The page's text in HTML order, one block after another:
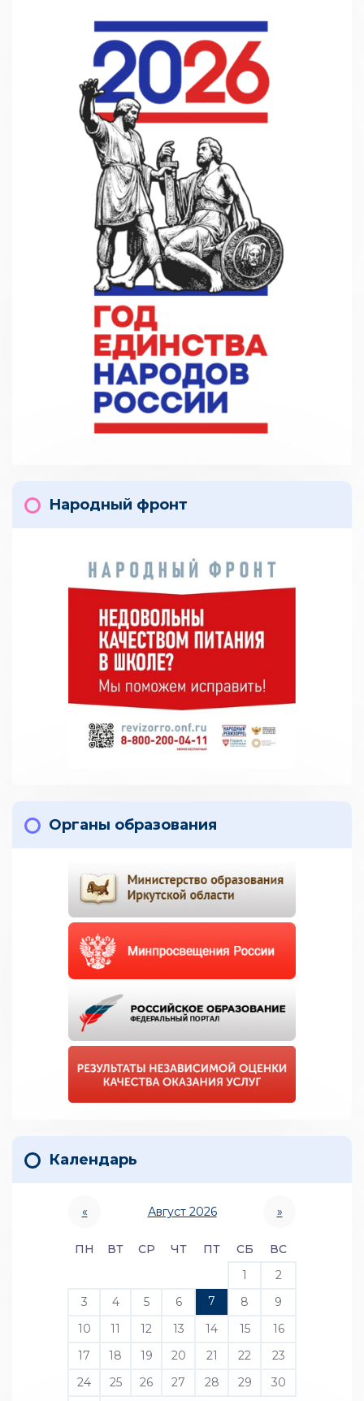
Народный фронт
Органы образования
Календарь
« Август 2026 »
ПН ВТ СР ЧТ ПТ СБ
ВС
1
2
3
4 5 6 7 8
9
10
11 12 13 14 15
16
17
18 19 20 21 22
23
24
25 26 27 28 29
30